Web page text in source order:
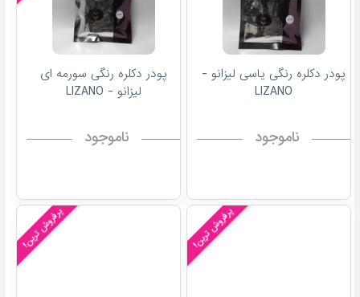
پودر دکلره رنگی یاسی لیزانو -
LIZANO
ناموجود
پودر دکلره رنگی سورمه ای
لیزانو - LIZANO
ناموجود
پرفروش ترین! پرفروش ترین!